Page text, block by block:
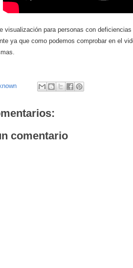
visualización para personas con
ya que como podemos comprobar en el
comentario